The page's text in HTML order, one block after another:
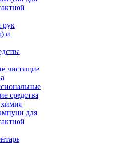
рук
и
чистящие
средства
химия
для